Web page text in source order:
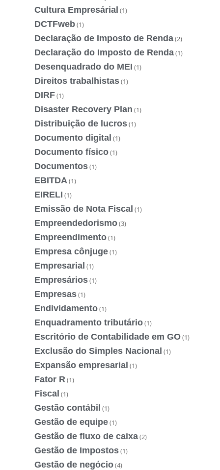
Cultura Empresárial (1)
DCTFweb(1)
Declaração de Imposto de Renda(2)
Declaração do Imposto de Renda(1)
Desenquadrado do MEI (1)
Direitos trabalhistas(1)
DIRF(1)
Disaster Recovery Plan (1)
Distribuição de lucros(1)
Documento digital (1)
Documento físico(1)
Documentos(1)
EBITDA(1)
EIRELI (1)
Emissão de Nota Fiscal (1)
Empreendedorismo(3)
Empreendimento(1)
Empresa cônjuge(1)
Empresarial (1)
Empresários(1)
Empresas(1)
Endividamento(1)
Enquadramento tributário(1)
Escritório de Contabilidade em GO(1)
Exclusão do Simples Nacional (1)
Expansão empresarial (1)
Fator R(1)
Fiscal (1)
Gestão contábil (1)
Gestão de equipe(1)
Gestão de fluxo de caixa(2)
Gestão de Impostos(1)
Gestão de negócio(4)